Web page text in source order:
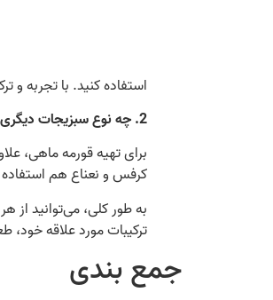
استفاده کنید. با تجربه
2. چه نوع سبزیجات دیگری می‌توانم برای تهیه قورمه ماهی استفاده کنم؟
برای تهیه قورمه ماهی،
کرفس و نعناع هم استفاده
به طور کلی، می‌توانید از
ترکیبات مورد علاقه خود،
جمع‌ بندی